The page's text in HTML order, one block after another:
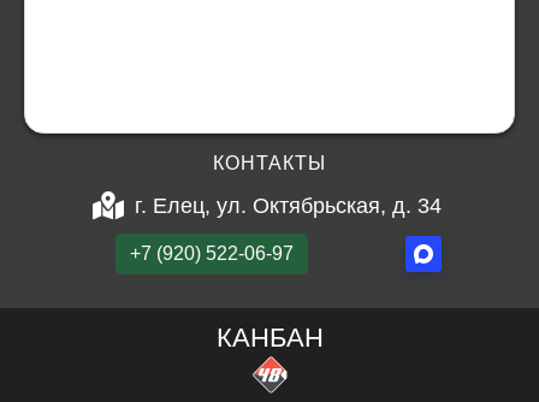
КОНТАКТЫ
г. Елец, ул. Октябрьская, д. 34
+7 (920) 522-06-97
КАНБАН